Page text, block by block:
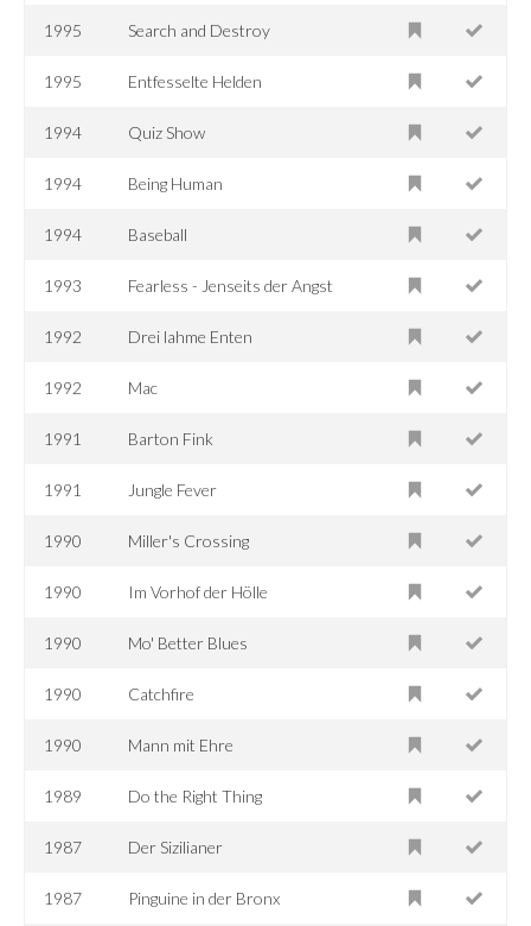
1995 Search and Destroy
1995 Entfesselte Helden
1994 Quiz Show
1994 Being Human
1994 Baseball
1993 Fearless - Jenseits der Angst
1992 Drei lahme Enten
1992 Mac
1991 Barton Fink
1991 Jungle Fever
1990 Miller's Crossing
1990 Im Vorhof der Hölle
1990 Mo' Better Blues
1990 Catchfire
1990 Mann mit Ehre
1989 Do the Right Thing
1987 Der Sizilianer
1987 Pinguine in der Bronx